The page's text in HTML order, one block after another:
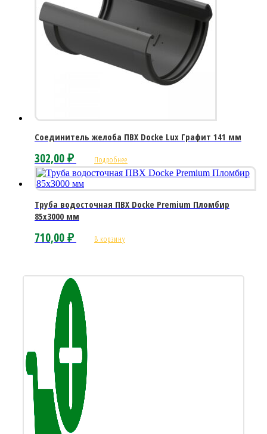
Соединитель желоба ПВХ Docke Lux Графит 141 мм
302,00₽ Подробнее
Труба водосточная ПВХ Docke Premium Пломбир
85х3000 мм
710,00₽ В корзину